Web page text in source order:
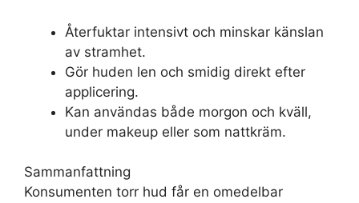
Återfuktar intensivt och minskar känslan
av stramhet.
Gör huden len och smidig direkt efter
applicering.
Kan användas både morgon och kväll,
under makeup eller som nattkräm.
Sammanfattning
Konsumenten torr hud får en omedelbar